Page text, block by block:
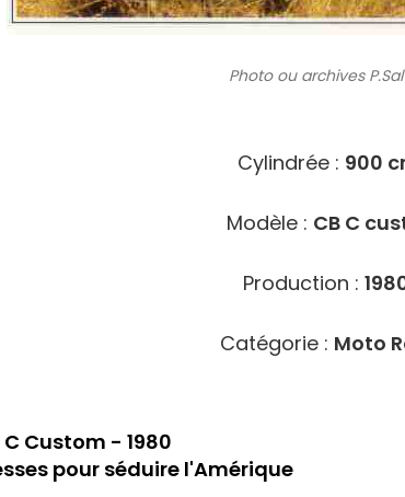
Photo ou archives
Cylindrée : 900
Modèle : CB C
Production :
Catégorie : Moto
C Custom - 1980
pour séduire l'Amérique